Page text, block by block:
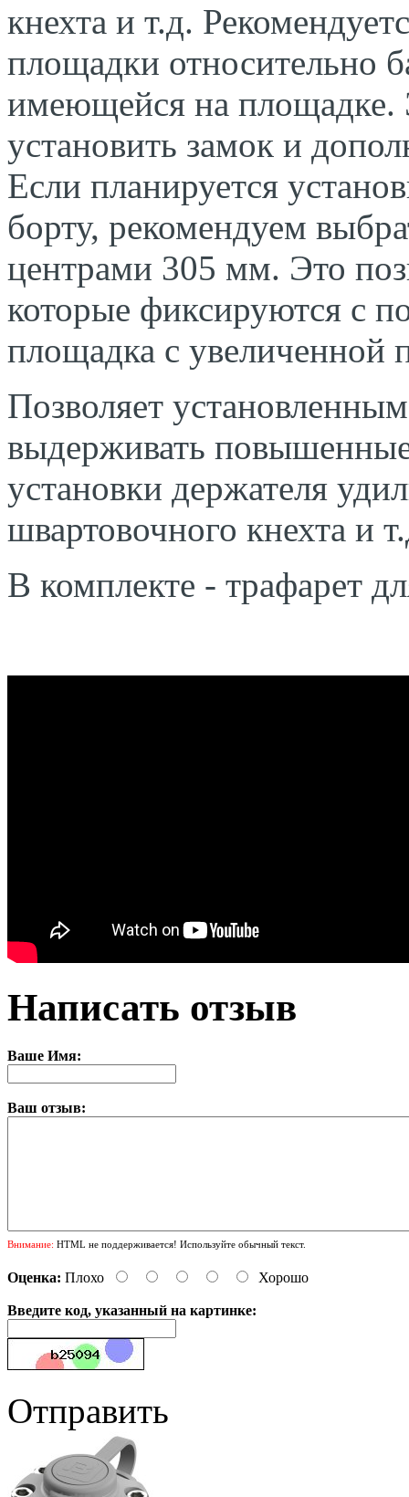
кнехта и т.д.
площадки относительно
имеющейся на площадке.
установить замок и
Если планируется
борту, рекомендуем
центрами 305 мм. Это
которые фиксируются с
площадка с увеличенной
Позволяет
выдерживать
установки держателя
швартовочного кнехта и
В комплекте - трафарет
Написать отзыв
Ваше Имя:
Ваш отзыв:
Внимание: HTML не поддерживается! Используйте обычный текст.
Оценка: Плохо Хорошо
Введите код, указанный на картинке:
Отправить